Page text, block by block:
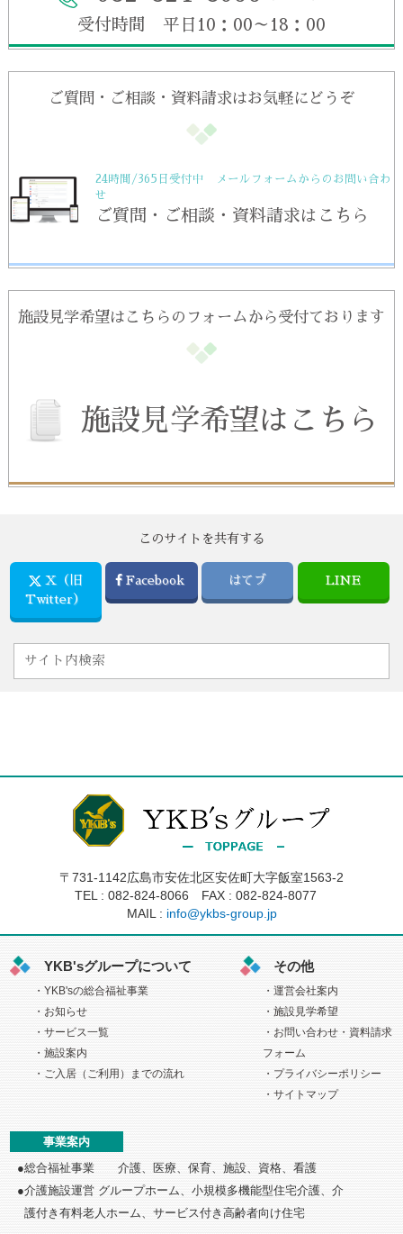
受付時間 平日10：00～18：00
ご質問・ご相談・資料請求はお気軽にどうぞ
24時間/365日受付中 メールフォームからのお問い合わ
せ
ご質問・ご相談・資料請求はこちら
施設見学希望はこちらのフォームから受付ております
施設見学希望はこちら
このサイトを共有する
X（旧
Twitter）
Facebook はてブ LINE
〒731-1142広島市安佐北区安佐町大字飯室1563-2
TEL : 082-824-8066 FAX : 082-824-8077
MAIL : info@ykbs-group.jp
YKB'sグループについて
YKB'sの総合福祉事業
お知らせ
サービス一覧
施設案内
ご入居（ご利用）までの流れ
その他
運営会社案内
施設見学希望
お問い合わせ・資料請求
フォーム
プライバシーポリシー
サイトマップ
事業案内
総合福祉事業 介護、医療、保育、施設、資格、看護
介護施設運営 グループホーム、小規模多機能型住宅介護、介
護付き 有料老人ホーム、サービス付き高齢者向け住宅